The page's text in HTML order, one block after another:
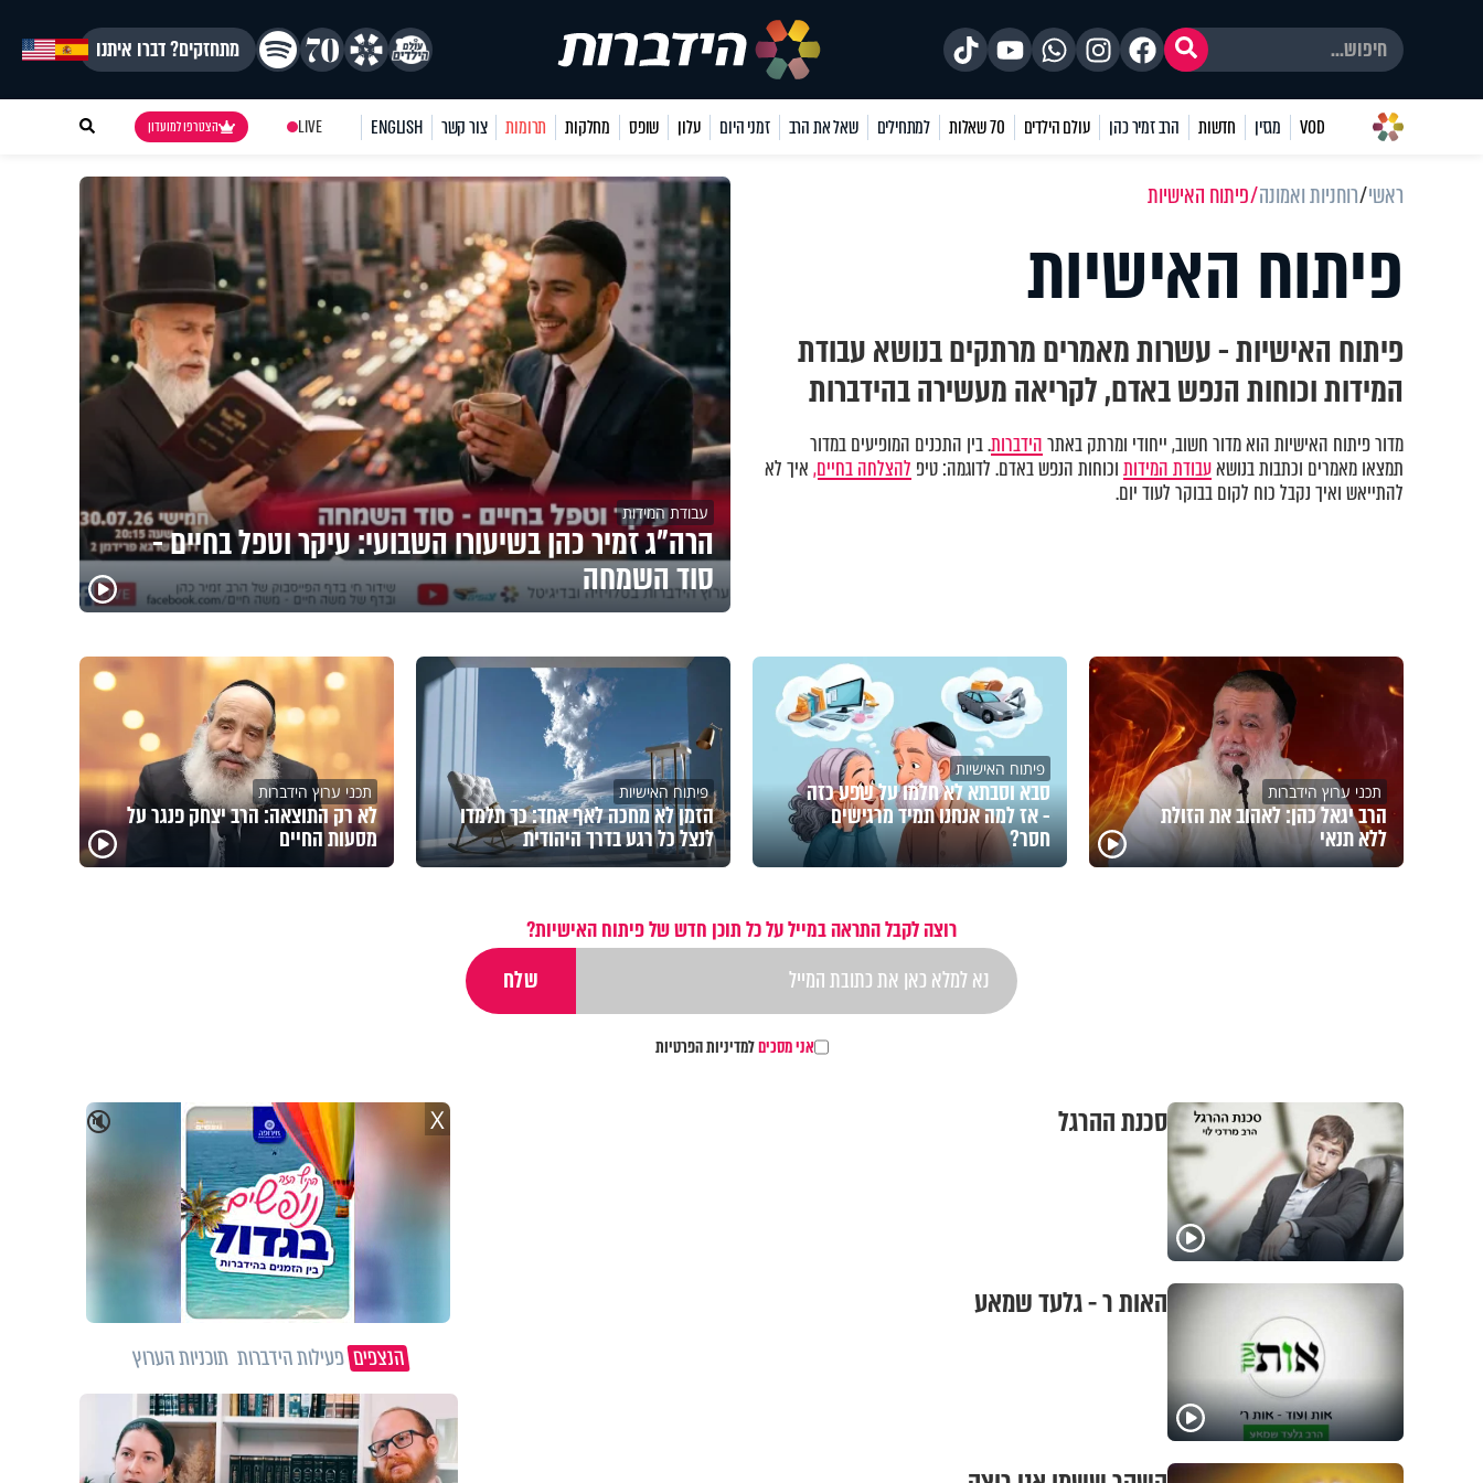
מתחזקים? דברו איתנו
VOD מגזין חדשות הרב זמיר כהן עולם הילדים 70 שאלות למתחילים שאל את הרב זמני היום עלון שופס מחלקות תרומות צור קשר ENGLISH
LIVE הצטרפו למועדון
ראשי רוחניות ואמונה פיתוח האישיות
פיתוח האישיות
פיתוח האישיות - עשרות מאמרים מרתקים בנושא עבודת
המידות וכוחות הנפש באדם, לקריאה מעשירה בהידברות
מדור פיתוח האישיות הוא מדור חשוב, ייחודי ומרתק באתרהידברות. בין התכנים המופיעים במדור
תמצאו מאמרים וכתבות בנושאעבודת המידותוכוחות הנפש באדם. לדוגמה: טיפ להצלחה בחיים,איך לא
להתייאש ואיך נקבל כוח לקום בבוקר לעוד יום.
עבודת המידות
הרה"ג זמיר כהן בשיעורו השבועי: עיקר וטפל בחיים -
סוד השמחה
תכני ערוץ הידברות
הרב יגאל כהן: לאהוב את הזולת
ללא תנאי
פיתוח האישיות
סבא וסבתא לא חלמו על שפע כזה
- אז למה אנחנו תמיד מרגישים
חסר?
פיתוח האישיות
הזמן לא מחכה לאף אחד: כך תלמדו
לנצל כל רגע בדרך היהודית
תכני ערוץ הידברות
לא רק התוצאה: הרב יצחק פנגר על
מסעות החיים
רוצה לקבל התראה במייל על כל תוכן חדש של פיתוח האישיות?
אני מסכיםלמדיניות הפרטיות
סכנת ההרגל
האות ר - גלעד שמאע
🔇 X
הנצפיםפעילות הידברות תוכניות הערוץ